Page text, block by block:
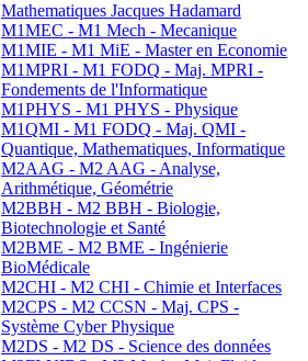
Mathematiques Jacques Hadamard
M1MEC - M1 Mech - Mecanique
M1MIE - M1 MiE - Master en Economie
M1MPRI - M1 FODQ - Maj. MPRI -
Fondements de l'Informatique
M1PHYS - M1 PHYS - Physique
M1QMI - M1 FODQ - Maj. QMI -
Quantique, Mathematiques, Informatique
M2AAG - M2 AAG - Analyse,
Arithmétique, Géométrie
M2BBH - M2 BBH - Biologie,
Biotechnologie et Santé
M2BME - M2 BME - Ingénierie
BioMédicale
M2CHI - M2 CHI - Chimie et Interfaces
M2CPS - M2 CCSN - Maj. CPS -
Système Cyber Physique
M2DS - M2 DS - Science des données